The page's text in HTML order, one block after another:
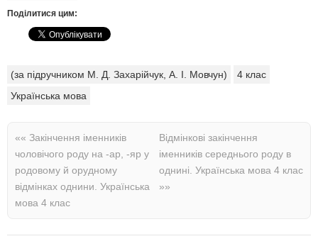
Поділитися цим:
(за підручником М. Д. Захарійчук, А. І. Мовчун)
4 клас
Українська мова
«« Закінчення іменників
чоловічого роду на -ар, -яр у
родовому й орудному
відмінках однини. Українська
мова 4 клас
Відмінкові закінчення
іменників середнього роду в
однині. Українська мова 4 клас
»»